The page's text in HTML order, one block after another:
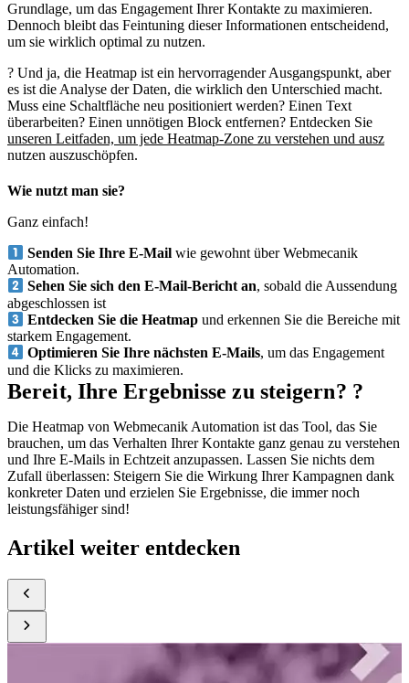
Grundlage, um das Engagement Ihrer Kontakte zu maximieren.
Dennoch bleibt das Feintuning dieser Informationen entscheidend,
um sie wirklich optimal zu nutzen.
? Und ja, die Heatmap ist ein hervorragender Ausgangspunkt, aber
es ist die Analyse der Daten, die wirklich den Unterschied macht.
Muss eine Schaltfläche neu positioniert werden? Einen Text
überarbeiten? Einen unnötigen Block entfernen? Entdecken Sie
unseren Leitfaden, um jede Heatmap-Zone zu verstehen und ausz
nutzen auszuschöpfen.
Wie nutzt man sie?
Ganz einfach!
Senden Sie Ihre E-Mail wie gewohnt über Webmecanik
Automation.
Sehen Sie sich den E-Mail-Bericht an, sobald die Aussendung
abgeschlossen ist
Entdecken Sie die Heatmap und erkennen Sie die Bereiche mit
starkem Engagement.
Optimieren Sie Ihre nächsten E-Mails, um das Engagement
und die Klicks zu maximieren.
Bereit, Ihre Ergebnisse zu steigern? ?
Die Heatmap von Webmecanik Automation ist das Tool, das Sie
brauchen, um das Verhalten Ihrer Kontakte ganz genau zu verstehen
und Ihre E-Mails in Echtzeit anzupassen. Lassen Sie nichts dem
Zufall überlassen: Steigern Sie die Wirkung Ihrer Kampagnen dank
konkreter Daten und erzielen Sie Ergebnisse, die immer noch
leistungsfähiger sind!
Artikel weiter entdecken